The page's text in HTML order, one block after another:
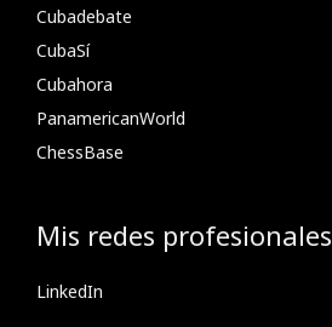
Cubadebate
CubaSí
Cubahora
PanamericanWorld
ChessBase
Mis redes profesionales
LinkedIn